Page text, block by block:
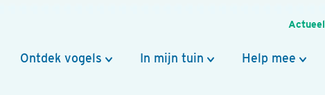
Actueel
Ontdek vogels In mijn tuin Help mee